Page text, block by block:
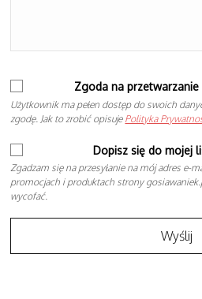
Zgoda na
Użytkownik ma pełen dostęp do swoich
zgodę. Jak to zrobić opisuje Polityka
Dopisz się do mojej
Zgadzam się na przesyłanie na mój adres e-
promocjach i produktach strony
wycofać.